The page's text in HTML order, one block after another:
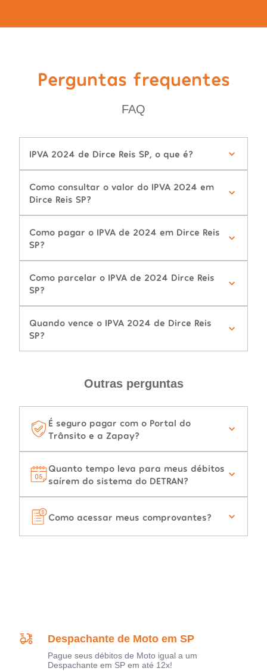
Perguntas frequentes
FAQ
IPVA 2024 de Dirce Reis SP, o que é?
Como consultar o valor do IPVA 2024 em
Dirce Reis SP?
Como pagar o IPVA de 2024 em Dirce Reis
SP?
Como parcelar o IPVA de 2024 Dirce Reis
SP?
Quando vence o IPVA 2024 de Dirce Reis
SP?
Outras perguntas
É seguro pagar com o Portal do
Trânsito e a Zapay?
Quanto tempo leva para meus débitos
saírem do sistema do DETRAN?
Como acessar meus comprovantes?
Despachante de Moto em SP
Pague seus débitos de Moto igual a um
Despachante em SP em até 12x!